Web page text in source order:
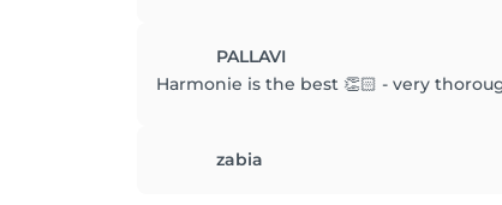
PALLAVI
Harmonie is the best 👏🏻 - very
zabia